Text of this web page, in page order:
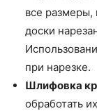
все размеры,
доски
при нарезке.
Шлифовка
обработать